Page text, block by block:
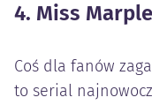
4. Miss Marple
Coś dla fanów
to serial